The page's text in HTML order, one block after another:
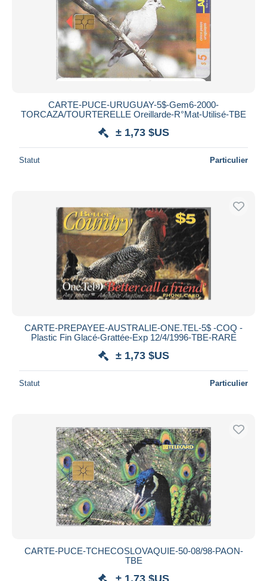
CARTE-PUCE-URUGUAY-5$-Gem6-2000-
TORCAZA/TOURTERELLE Oreillarde-R°Mat-Utilisé-TBE
± 1,73 $US
Statut Particulier
CARTE-PREPAYEE-AUSTRALIE-ONE.TEL-5$ -COQ -
Plastic Fin Glacé-Grattée-Exp 12/4/1996-TBE-RARE
± 1,73 $US
Statut Particulier
CARTE-PUCE-TCHECOSLOVAQUIE-50-08/98-PAON-
TBE
± 1,73 $US